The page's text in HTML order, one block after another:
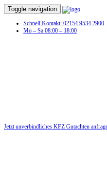
Toggle navigation
Schnell Kontakt: 02154 9534 2900
Mo – Sa 08:00 – 18:00
Jetzt unverbindliches KFZ Gutachten